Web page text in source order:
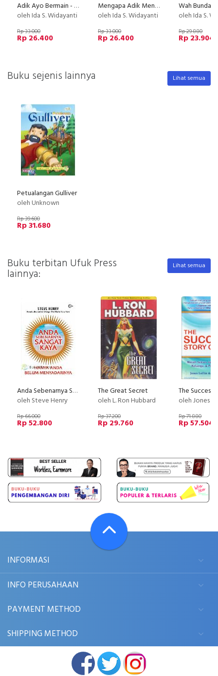
Adik Ayo Bermain - Seri Buku untuk Kakak
oleh Ida S. Widayanti
Rp 33.000
Rp 26.400
Mengapa Adik Menangis ? - Seri Buku Untuk Kakak
oleh Ida S. Widayanti
Rp 33.000
Rp 26.400
oleh Ida S.
Rp 29.880
Rp 23.904
Buku sejenis lainnya Lihat semua
Petualangan Gulliver
oleh Unknown
Rp 39.600
Rp 31.680
Buku terbitan Ufuk Press
lainnya:
Lihat semua
Anda Sebenarnya Sangat Kaya
oleh Steve Henry
Rp 66.000
Rp 52.800
The Great Secret
oleh L. Ron Hubbard
Rp 37.200
Rp 29.760
oleh Jones Loflin &
Rp 71.880
Rp 57.504
INFORMASI
INFO PERUSAHAAN
PAYMENT METHOD
SHIPPING METHOD